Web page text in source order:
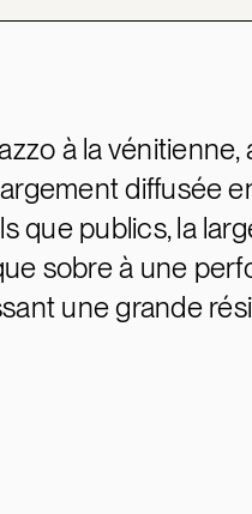
à la
diffusée
que publics, la
sobre à une
une grande